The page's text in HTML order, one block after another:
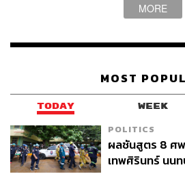
MORE
MOST
TODAY WEEK
POLITICS
ผลชันสูตร 8 ศพ
เทพศิรินทร์ นน